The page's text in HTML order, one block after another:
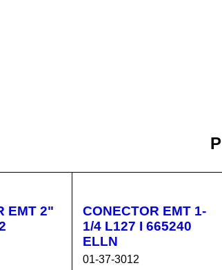
EMT 2"
CONECTOR EMT 1-
1/4 L127 I 665240
ELLN
01-37-3012